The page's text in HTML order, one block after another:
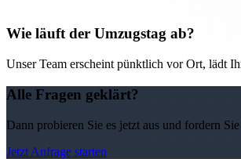
Wie läuft der Umzugstag ab?
Unser Team erscheint pünktlich vor Ort, lädt
Alle Fragen geklärt?
Dann probieren Sie es jetzt aus und fordern
Jetzt Anfrage starten